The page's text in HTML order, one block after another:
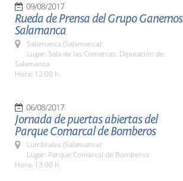
09/08/2017
Rueda de Prensa del Grupo Ganemos
Salamanca
Salamanca (Salamanca)
Lugar: Sala de las Comarcas. Diputación de
Salamanca
Hora: 12:00 h.
06/08/2017
Jornada de puertas abiertas del
Parque Comarcal de Bomberos
Lumbrales (Salamanca)
Lugar: Parque Comarcal de Bomberos
Hora: 13:00 h.